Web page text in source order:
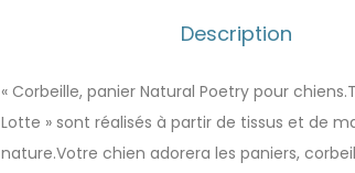
Description
« Corbeille, panier Natural Poetry pour
Lotte » sont réalisés à partir de tissus et de
nature.Votre chien adorera les paniers,